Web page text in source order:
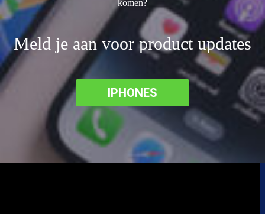
komen?
Meld je aan voor product updates
IPHONES